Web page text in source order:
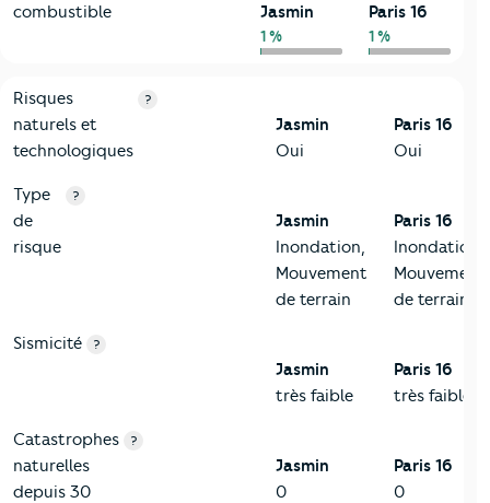
combustible
Jasmin
1 %
Paris 16
1 %
9-Diagnostic risques
Critères Jasmin
Risques
naturels et
technologiques
?
Jasmin
Oui
Paris 16
Oui
Type
de
risque
?
Jasmin
Inondation,
Mouvement
de terrain
Paris 16
Inondation,
Mouvement
de terrain
Sismicité ?
Jasmin
très faible
Paris 16
très faible
Catastrophes
naturelles
depuis 30
?
Jasmin
0
Paris 16
0